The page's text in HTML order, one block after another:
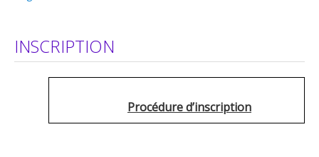
Quand vous devenez locataire...
INSCRIPTION
Procédure d’inscription